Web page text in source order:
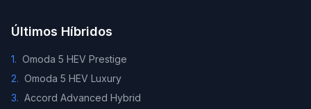
Últimos Híbridos
1. Omoda 5 HEV Prestige
2. Omoda 5 HEV Luxury
3. Accord Advanced Hybrid